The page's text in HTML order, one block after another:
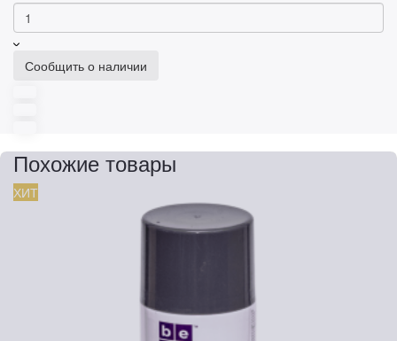
Сообщить о наличии
Похожие товары
ХИТ